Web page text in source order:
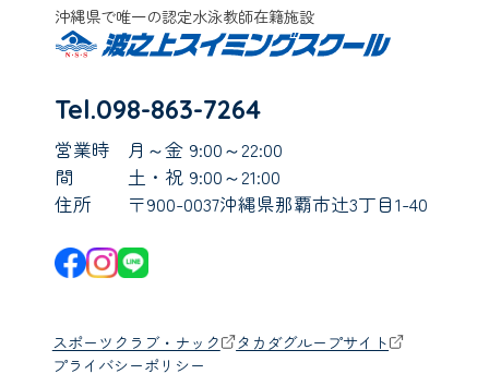
沖縄県で唯一の認定水泳教師在籍施設
Tel.098-863-7264
営業時
間
月～金 9:00～22:00
土・祝 9:00～21:00
住所
〒900-0037沖縄県那覇市辻3丁目1-40
スポーツクラブ・ナック
タカダグループサイト
プライバシーポリシー